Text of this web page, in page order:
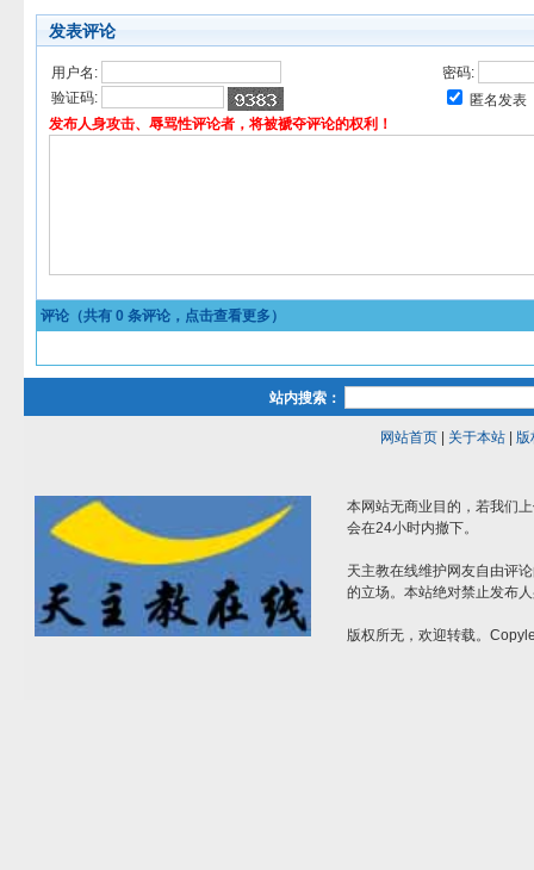
发表评论
用户名:
密码:
验证码:
匿名发表
发布人身攻击、辱骂性评论者，将被褫夺评论的权利！
评论（共有 0 条评论，点击查看更多）
站内搜索：
网站首页| 关于本站| 版
本网站无商业目的，若我们
会在24小时内撤下。
天主教在线维护网友自由评
的立场。本站绝对禁止发布
版权所无，欢迎转载。